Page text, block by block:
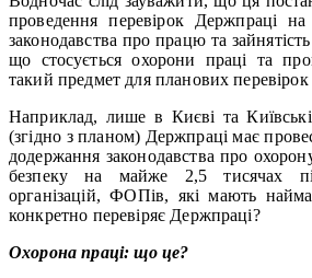
проведення перевірок Держпраці
законодавства про працю та
що стосується охорони праці та
такий предмет для планових перевірок
Наприклад, лише в Києві та
(згідно з планом) Держпраці має
додержання законодавства про
безпеку на майже 2,5 тисячах
організацій, ФОПів, які мають
конкретно перевіряє Держпраці?
Охорона праці: що це?